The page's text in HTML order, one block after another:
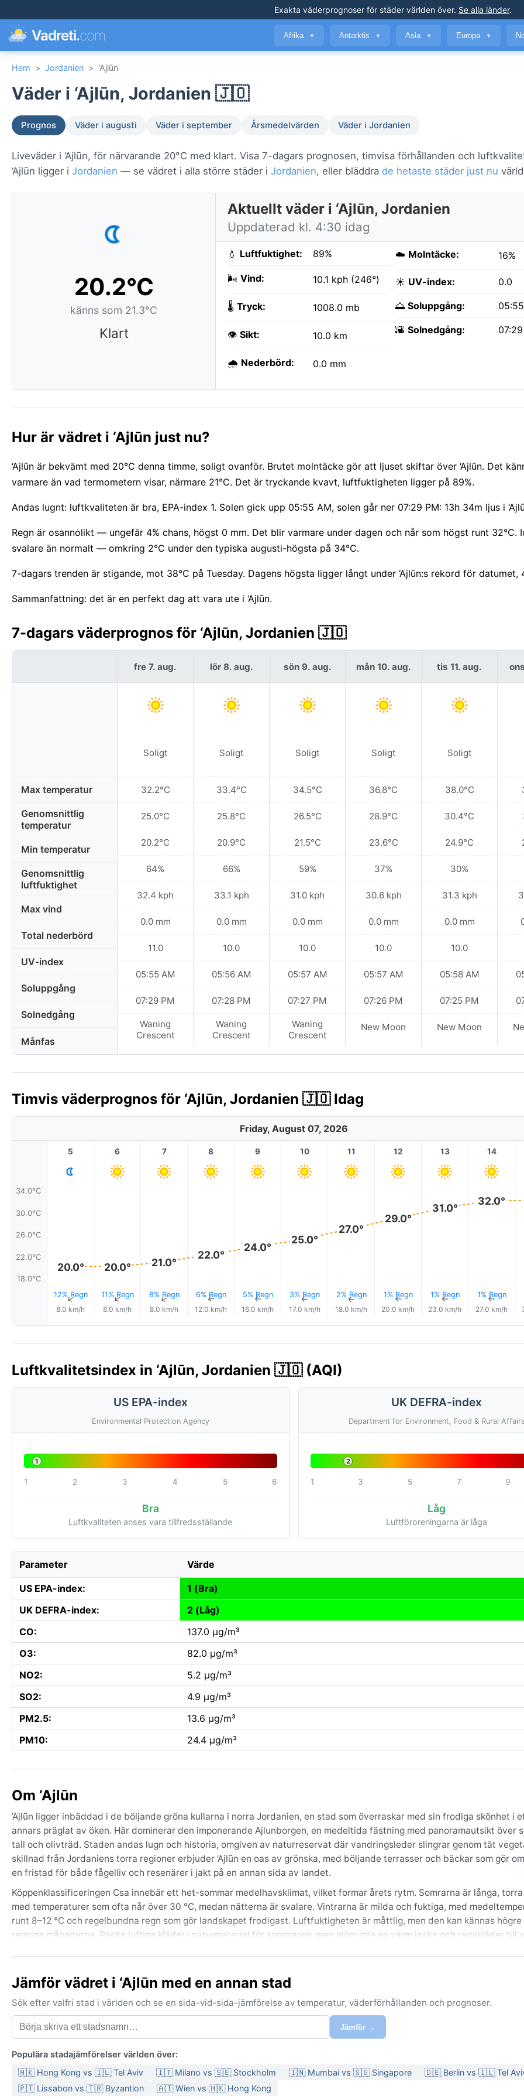
Exakta väderprognoser för städer världen över. Se alla länder.
Vadreti.com Afrika ▼ Antarktis ▼ Asia ▼ Europa ▼
Hem > Jordanien > ‘Ajlūn
Väder i ‘Ajlūn, Jordanien 🇯🇴
Prognos Väder i augusti Väder i september Årsmedelvärden Väder i Jordanien
Liveväder i ‘Ajlūn, för närvarande 20°C med klart. Visa 7-dagars prognosen, timvisa förhållanden och
‘Ajlūn ligger i Jordanien — se vädret i alla större städer i Jordanien, eller bläddra de hetaste städer just nu
20.2°C
känns som 21.3°C
Klart
Aktuellt väder i ‘Ajlūn, Jordanien
Uppdaterad kl. 4:30 idag
💧 Luftfuktighet: 89%
🌬️ Vind: 10.1 kph (246°)
🌡️ Tryck: 1008.0 mb
👁️ Sikt: 10.0 km
🌧️ Nederbörd: 0.0 mm
☁️ Molntäcke: 16%
☀️ UV-index: 0.0
🌅 Soluppgång:
🌇 Solnedgång:
Hur är vädret i ‘Ajlūn just nu?
‘Ajlūn är bekvämt med 20°C denna timme, soligt ovanför. Brutet molntäcke gör att ljuset skiftar över ‘Ajlūn. Det
varmare än vad termometern visar, närmare 21°C. Det är tryckande kvavt, luftfuktigheten ligger på 89%.
Andas lugnt: luftkvaliteten är bra, EPA-index 1. Solen gick upp 05:55 AM, solen går ner 07:29 PM: 13h 34m ljus i
Regn är osannolikt — ungefär 4% chans, högst 0 mm. Det blir varmare under dagen och når som högst runt 32°C.
svalare än normalt — omkring 2°C under den typiska augusti-högsta på 34°C.
7-dagars trenden är stigande, mot 38°C på Tuesday. Dagens högsta ligger långt under ‘Ajlūn:s rekord för datumet,
Sammanfattning: det är en perfekt dag att vara ute i ‘Ajlūn.
7-dagars väderprognos för ‘Ajlūn, Jordanien 🇯🇴
Max temperatur
Genomsnittlig
temperatur
Min temperatur
Genomsnittlig
luftfuktighet
Max vind
Total nederbörd
UV-index
Soluppgång
Solnedgång
Månfas
fre 7. aug.
Soligt
32.2°C
25.0°C
20.2°C
64%
32.4 kph
0.0 mm
11.0
05:55 AM
07:29 PM
Waning
Crescent
lör 8. aug.
Soligt
33.4°C
25.8°C
20.9°C
66%
33.1 kph
0.0 mm
10.0
05:56 AM
07:28 PM
Waning
Crescent
sön 9. aug.
Soligt
34.5°C
26.5°C
21.5°C
59%
31.0 kph
0.0 mm
10.0
05:57 AM
07:27 PM
Waning
Crescent
mån 10. aug.
Soligt
36.8°C
28.9°C
23.6°C
37%
30.6 kph
0.0 mm
10.0
05:57 AM
07:26 PM
New Moon
tis 11. aug.
Soligt
38.0°C
30.4°C
24.9°C
30%
31.3 kph
0.0 mm
10.0
05:58 AM
07:25 PM
New Moon
Timvis väderprognos för ‘Ajlūn, Jordanien 🇯🇴 Idag
Friday, August 07, 2026
34.0°C
30.0°C
26.0°C
22.0°C
18.0°C
5
20.0°
12% Regn
↑
8.0 km/h
6
20.0°
11% Regn
↑
8.0 km/h
7
21.0°
8% Regn
↑
8.0 km/h
8
22.0°
6% Regn
↑
12.0 km/h
9
24.0°
5% Regn
↑
16.0 km/h
10
25.0°
3% Regn
↑
17.0 km/h
11
27.0°
2% Regn
↑
18.0 km/h
12
29.0°
1% Regn
↑
20.0 km/h
13
31.0°
1% Regn
↑
23.0 km/h
14
32.0°
1% Regn
↑
27.0 km/h
Luftkvalitetsindex in ‘Ajlūn, Jordanien 🇯🇴 (AQI)
US EPA-index
Environmental Protection Agency
1
1 2 3 4 5 6
Bra
Luftkvaliteten anses vara tillfredsställande
UK DEFRA-index
Department for Environment, Food & Rural
2
1 3 5 7 9
Låg
Luftföroreningarna är låga
Parameter Värde
US EPA-index:
1 (Bra)
UK DEFRA-index:
2 (Låg)
CO:
137.0 µg/m³
O3:
82.0 µg/m³
NO2:
5.2 µg/m³
SO2:
4.9 µg/m³
PM2.5:
13.6 µg/m³
PM10:
24.4 µg/m³
Om ‘Ajlūn
’Ajlūn ligger inbäddad i de böljande gröna kullarna i norra Jordanien, en stad som överraskar med sin frodiga skönhet i
annars präglat av öken. Här dominerar den imponerande Ajlunborgen, en medeltida fästning med panoramautsikt över
tall och olivträd. Staden andas lugn och historia, omgiven av naturreservat där vandringsleder slingrar genom tät
skillnad från Jordaniens torra regioner erbjuder ’Ajlūn en oas av grönska, med böljande terrasser och bäckar som gör
en fristad för både fågelliv och resenärer i jakt på en annan sida av landet.
Köppenklassificeringen Csa innebär ett het-sommar medelhavsklimat, vilket formar årets rytm. Somrarna är långa,
med temperaturer som ofta når över 30 °C, medan nätterna är svalare. Vintrarna är milda och fuktiga, med
runt 8–12 °C och regelbundna regn som gör landskapet frodigast. Luftfuktigheten är måttlig, men den kan kännas
regniga månaderna. Packa luftiga kläder i naturmaterial för sommaren, men glöm inte en varm jacka och regnkläder till
till juni bjuder på blomsterprakt, medan september till november har klar himmel och skördefest. Snöfall är ovanligt
förekomma någon gång per vinter, vilket förvandlar borgen till en sagolik vy. Inga tropiska stormar eller siroccovindar
– istället är det det efterlängtade vinternregnet som ger liv åt regionens unika, gröna karaktär.
Jämför vädret i ‘Ajlūn med en annan stad
Sök efter valfri stad i världen och se en sida-vid-sida-jämförelse av temperatur, väderförhållanden och prognoser.
Jämför →
Populära stadajämförelser världen över:
🇭🇰 Hong Kong vs 🇮🇱 Tel Aviv 🇮🇹 Milano vs 🇸🇪 Stockholm 🇮🇳 Mumbai vs 🇸🇬 Singapore
🇩🇪 Berlin vs 🇮🇱 Tel
🇵🇹 Lissabon vs 🇹🇷 Byzantion
🇦🇹 Wien vs 🇭🇰 Hong Kong